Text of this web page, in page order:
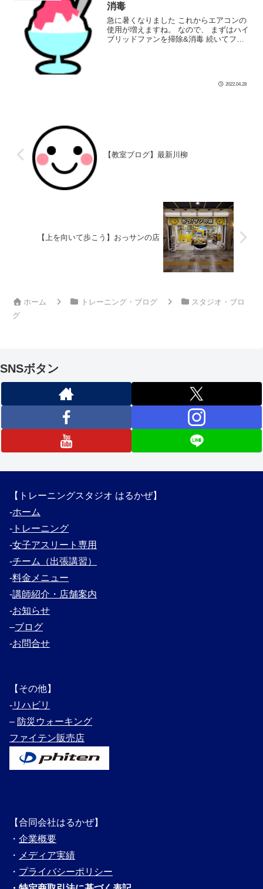
消毒
急に暑くなりました これからエアコンの
使用が増えますね。 なので、 まずはハイ
ブリッドファンを掃除&消毒 続いてフィ
2022.04.28
【教室ブログ】最新川柳
【上を向いて歩こう】おっサンの店
ホーム トレーニング・ブログ
スタジオ・ブロ
グ
SNSボタン
【トレーニングスタジオ はるかぜ】
‐ホーム
‐ トレーニング
‐女子アスリート専用
‐チーム（出張講習）
‐料金メニュー
‐講師紹介・ 店舗案内
‐お知らせ
–ブログ
‐お問合せ
【その他】
‐リハビリ
– 防災ウォーキング
ファイテン販売店
【合同会社はるかぜ】
・ 企業概要
・ メディ ア実績
・ プライバシーポリシー